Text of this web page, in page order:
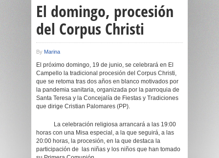
El domingo, procesión
del Corpus Christi
By Marina
El próximo domingo, 19 de junio, se celebrará en El
Campello la tradicional procesión del Corpus Christi,
que se retoma tras dos años en blanco motivados por
la pandemia sanitaria, organizada por la parroquia de
Santa Teresa y la Concejalía de Fiestas y Tradiciones
que dirige Cristian Palomares (PP).
La celebración religiosa arrancará a las 19:00
horas con una Misa especial, a la que seguirá, a las
20:00 horas, la procesión, en la que destaca la
participación de las niñas y los niños que han tomado